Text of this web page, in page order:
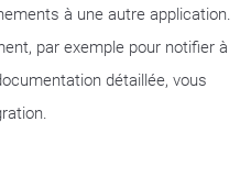
à une autre application.
par exemple pour notifier à
détaillée, vous